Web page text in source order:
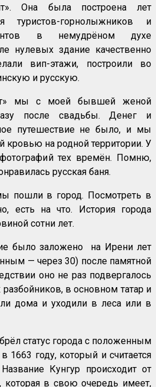
Она была построена лет
туристов-горнолыжников и
в немудрёном духе
нулевых здание качественно
вип-этажи, построили во
и русскую.
мы с моей бывшей женой
после свадьбы. Денег и
путешествие не было, и мы
кровью на родной территории. У
тех времён. Помню,
русская баня.
пошли в город. Посмотреть в
есть на что. История города
сотни лет.
было заложено на Ирени лет
— через 30) после памятной
оно не раз подвергалось
в основном татар и
дома и уходили в леса или в
статус города с положенным
году, который и считается
Кунгур происходит от
которая в свою очередь имеет,